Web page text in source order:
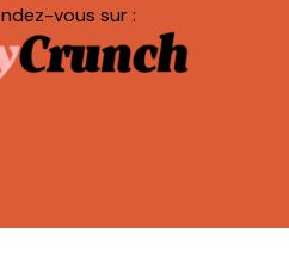
vous sur :